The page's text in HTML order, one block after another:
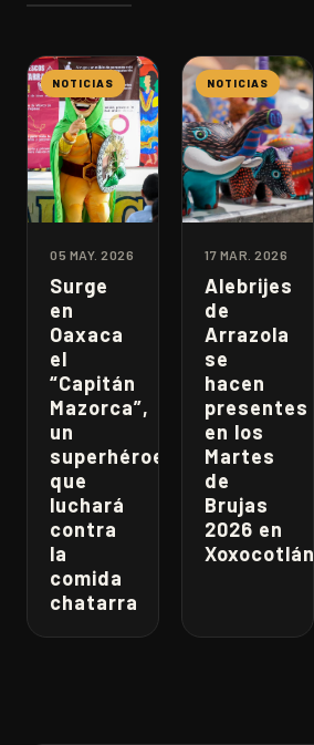
NOTICIAS
05 MAY. 2026
Surge
en
Oaxaca
el
“Capitán
Mazorca”,
un
superhéroe
que
luchará
contra
la
comida
chatarra
NOTICIAS
17 MAR. 2026
Alebrijes
de
Arrazola
se
hacen
presentes
en los
Martes
de
Brujas
2026 en
Xoxocotlán